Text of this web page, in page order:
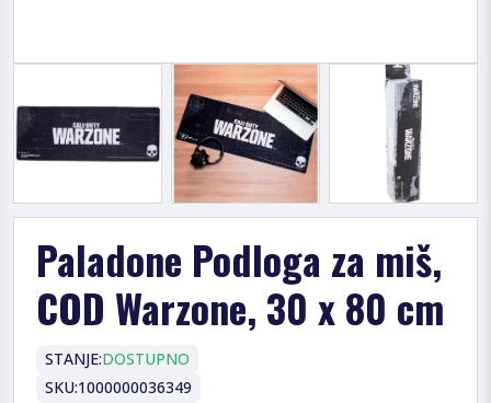
Paladone Podloga za miš,
COD Warzone, 30 x 80 cm
STANJE:DOSTUPNO
SKU:1000000036349